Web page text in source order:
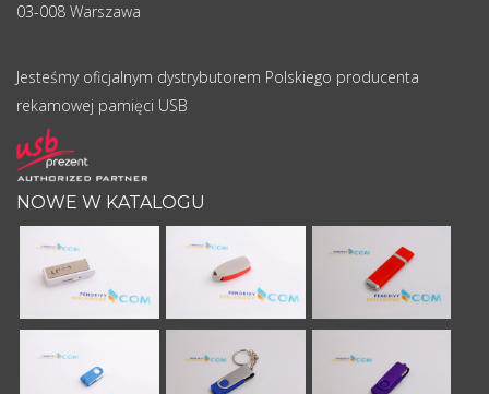
03-008 Warszawa
Jesteśmy oficjalnym dystrybutorem Polskiego producenta
rekamowej pamięci USB
NOWE W KATALOGU